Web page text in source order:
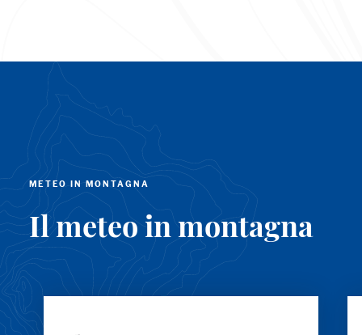
METEO IN MONTAGNA
Il meteo in montagna